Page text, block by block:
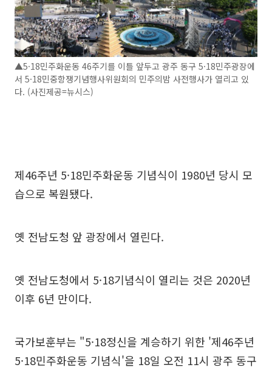
▲5·18민주화운동 46주기를 이틀 앞두고 광주 동구 5·18민주광장에
서 5·18민중항쟁기념행사위원회의 민주의밤 사전행사가 열리고 있
다. (사진제공=뉴시스)
제46주년 5·18민주화운동 기념식이 1980년 당시 모
습으로 복원됐다.
옛 전남도청 앞 광장에서 열린다.
옛 전남도청에서 5·18기념식이 열리는 것은 2020년
이후 6년 만이다.
국가보훈부는 "5·18정신을 계승하기 위한 '제46주년
5·18민주화운동 기념식'을 18일 오전 11시 광주 동구